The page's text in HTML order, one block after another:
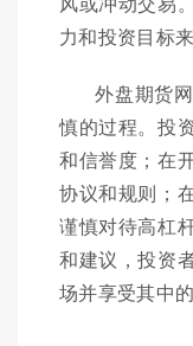
力和投资目标
外盘期货
慎的过程。投
和信誉度；在
协议和规则；
谨慎对待高杠
和建议，投资
场并享受其中的